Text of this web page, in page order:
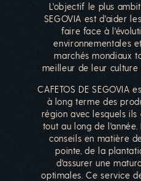
L'objectif le plus
SEGOVIA est d'aider
faire face à
environnementales
marchés mondiaux
meilleur de leur
CAFETOS DE SEGOVIA
à long terme des
région avec lesquels
tout au long de
conseils en matière
pointe, de la
d'assurer une
optimales. Ce service